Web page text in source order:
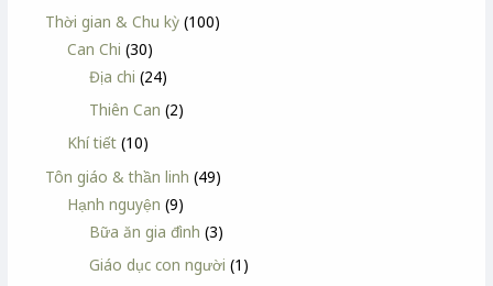
Thời gian & Chu kỳ (100)
Can Chi (30)
Địa chi (24)
Thiên Can (2)
Khí tiết (10)
Tôn giáo & thần linh (49)
Hạnh nguyện (9)
Bữa ăn gia đình (3)
Giáo dục con người (1)